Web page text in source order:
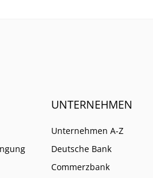
UNTERNEHMEN
Unternehmen A-Z
Deutsche Bank
Commerzbank